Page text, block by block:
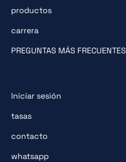
productos
carrera
PREGUNTAS MÁS FRECUENTES
Iniciar sesión
tasas
contacto
whatsapp